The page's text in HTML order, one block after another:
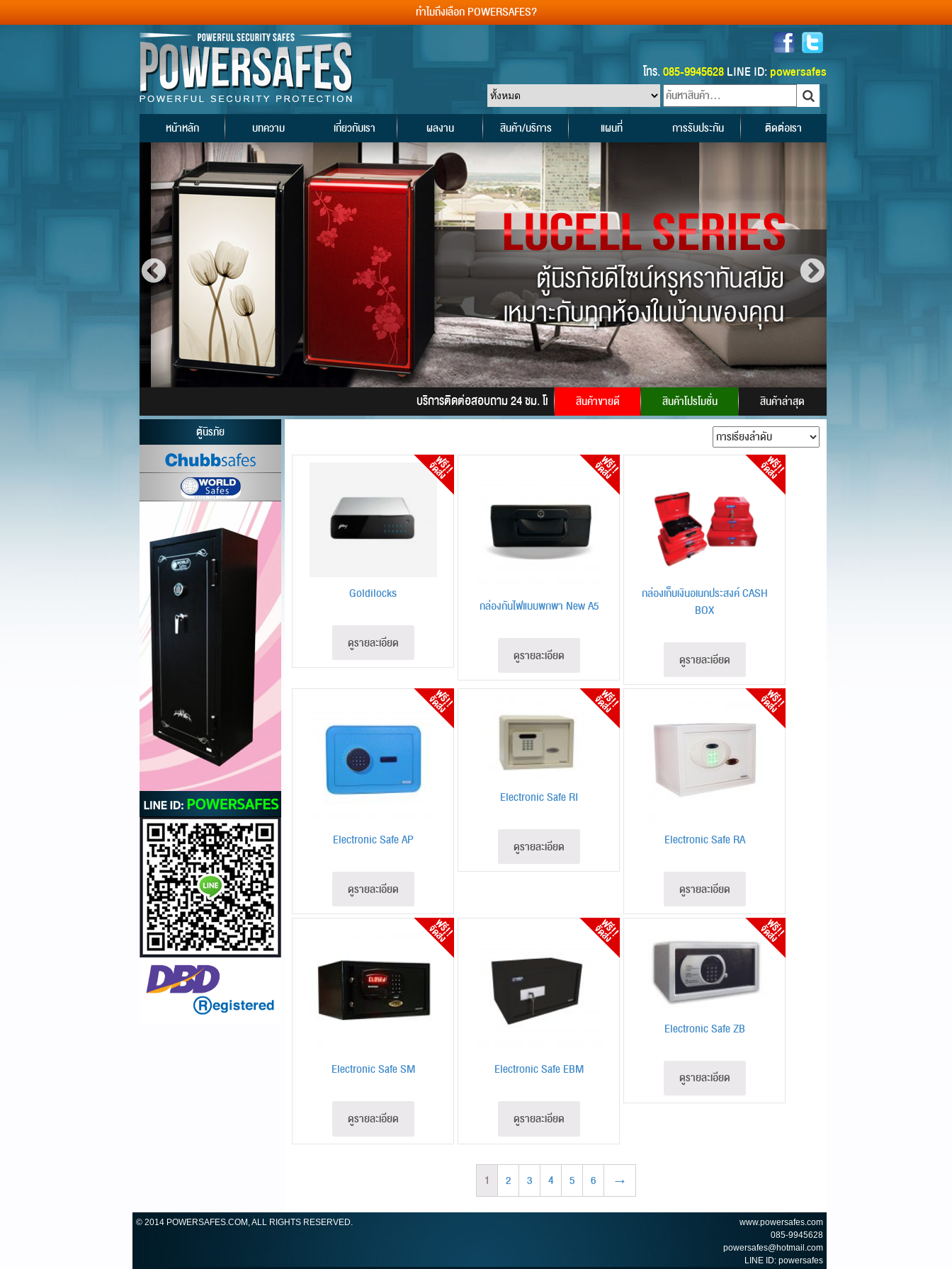
ทำไมถึงเลือก POWERSAFES?
โทร.085-9945628LINE ID: powersafes
หน้าหลัก บทความ เกี่ยวกับเรา ผลงาน สินค้า/บริการ แผนที่ การรับประกัน ติดต่อเรา
บริการติดต่อสอบถาม 24 ชม. โทร.085-9945628LINE ID: powersafes
สินค้าขายดี สินค้าโปรโมชั่น
สินค้าล่าสุด
ตู้นิรภัย
Goldilocks
ดูรายละเอียด
กล่องกันไฟแบบพกพา New A5
ดูรายละเอียด
กล่องเก็บเงินอเนกประสงค์ CASH
BOX
ดูรายละเอียด
Electronic Safe AP
ดูรายละเอียด
Electronic Safe RI
ดูรายละเอียด Electronic Safe RA
ดูรายละเอียด
Electronic Safe SM
ดูรายละเอียด
Electronic Safe EBM
ดูรายละเอียด
Electronic Safe ZB
ดูรายละเอียด
1 2 3 4 5 6 →
© 2014 POWERSAFES.COM, ALL RIGHTS RESERVED.
www.powersafes.com
085-9945628
powersafes@hotmail.com
LINE ID: powersafes